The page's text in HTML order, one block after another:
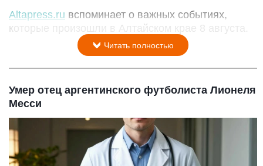
Altapress.ru вспоминает о важных событиях,
которые произошли в Алтайском крае 8 августа.
Читать полностью
Умер отец аргентинского футболиста Лионеля
Месси